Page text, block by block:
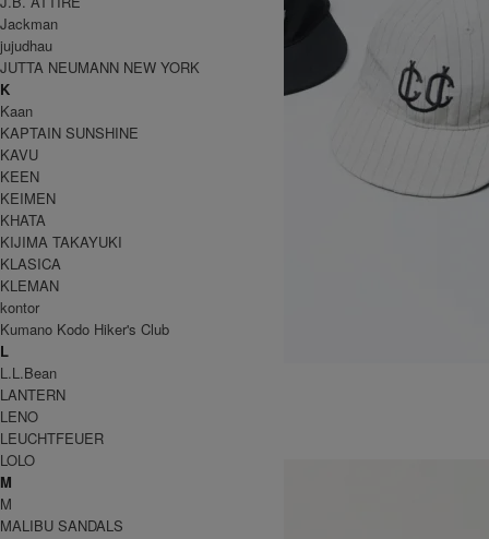
COOPERSTOWN BALL CAP
9,900円(税込)
DECHO
デコー
Jackman
jujudhau
JUTTA NEUMANN NEW YORK
K
Kaan
KAPTAIN SUNSHINE
KAVU
KEEN
KEIMEN
KHATA
KIJIMA TAKAYUKI
KLASICA
KLEMAN
kontor
Kumano Kodo Hiker's Club
L
L.L.Bean
LANTERN
LENO
LEUCHTFEUER
LOLO
M
M
MALIBU SANDALS